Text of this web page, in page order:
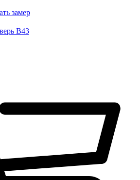
замер
В43